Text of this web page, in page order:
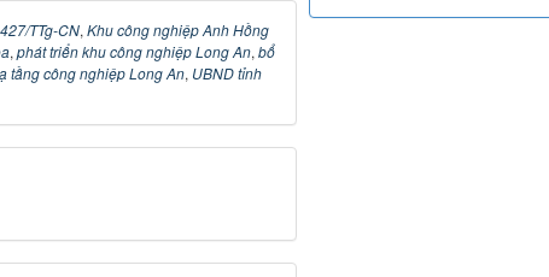
TTg-CN, Khu công nghiệp Anh Hồng
, phát triển khu công nghiệp Long An, bổ
tầng công nghiệp Long An, UBND tỉnh